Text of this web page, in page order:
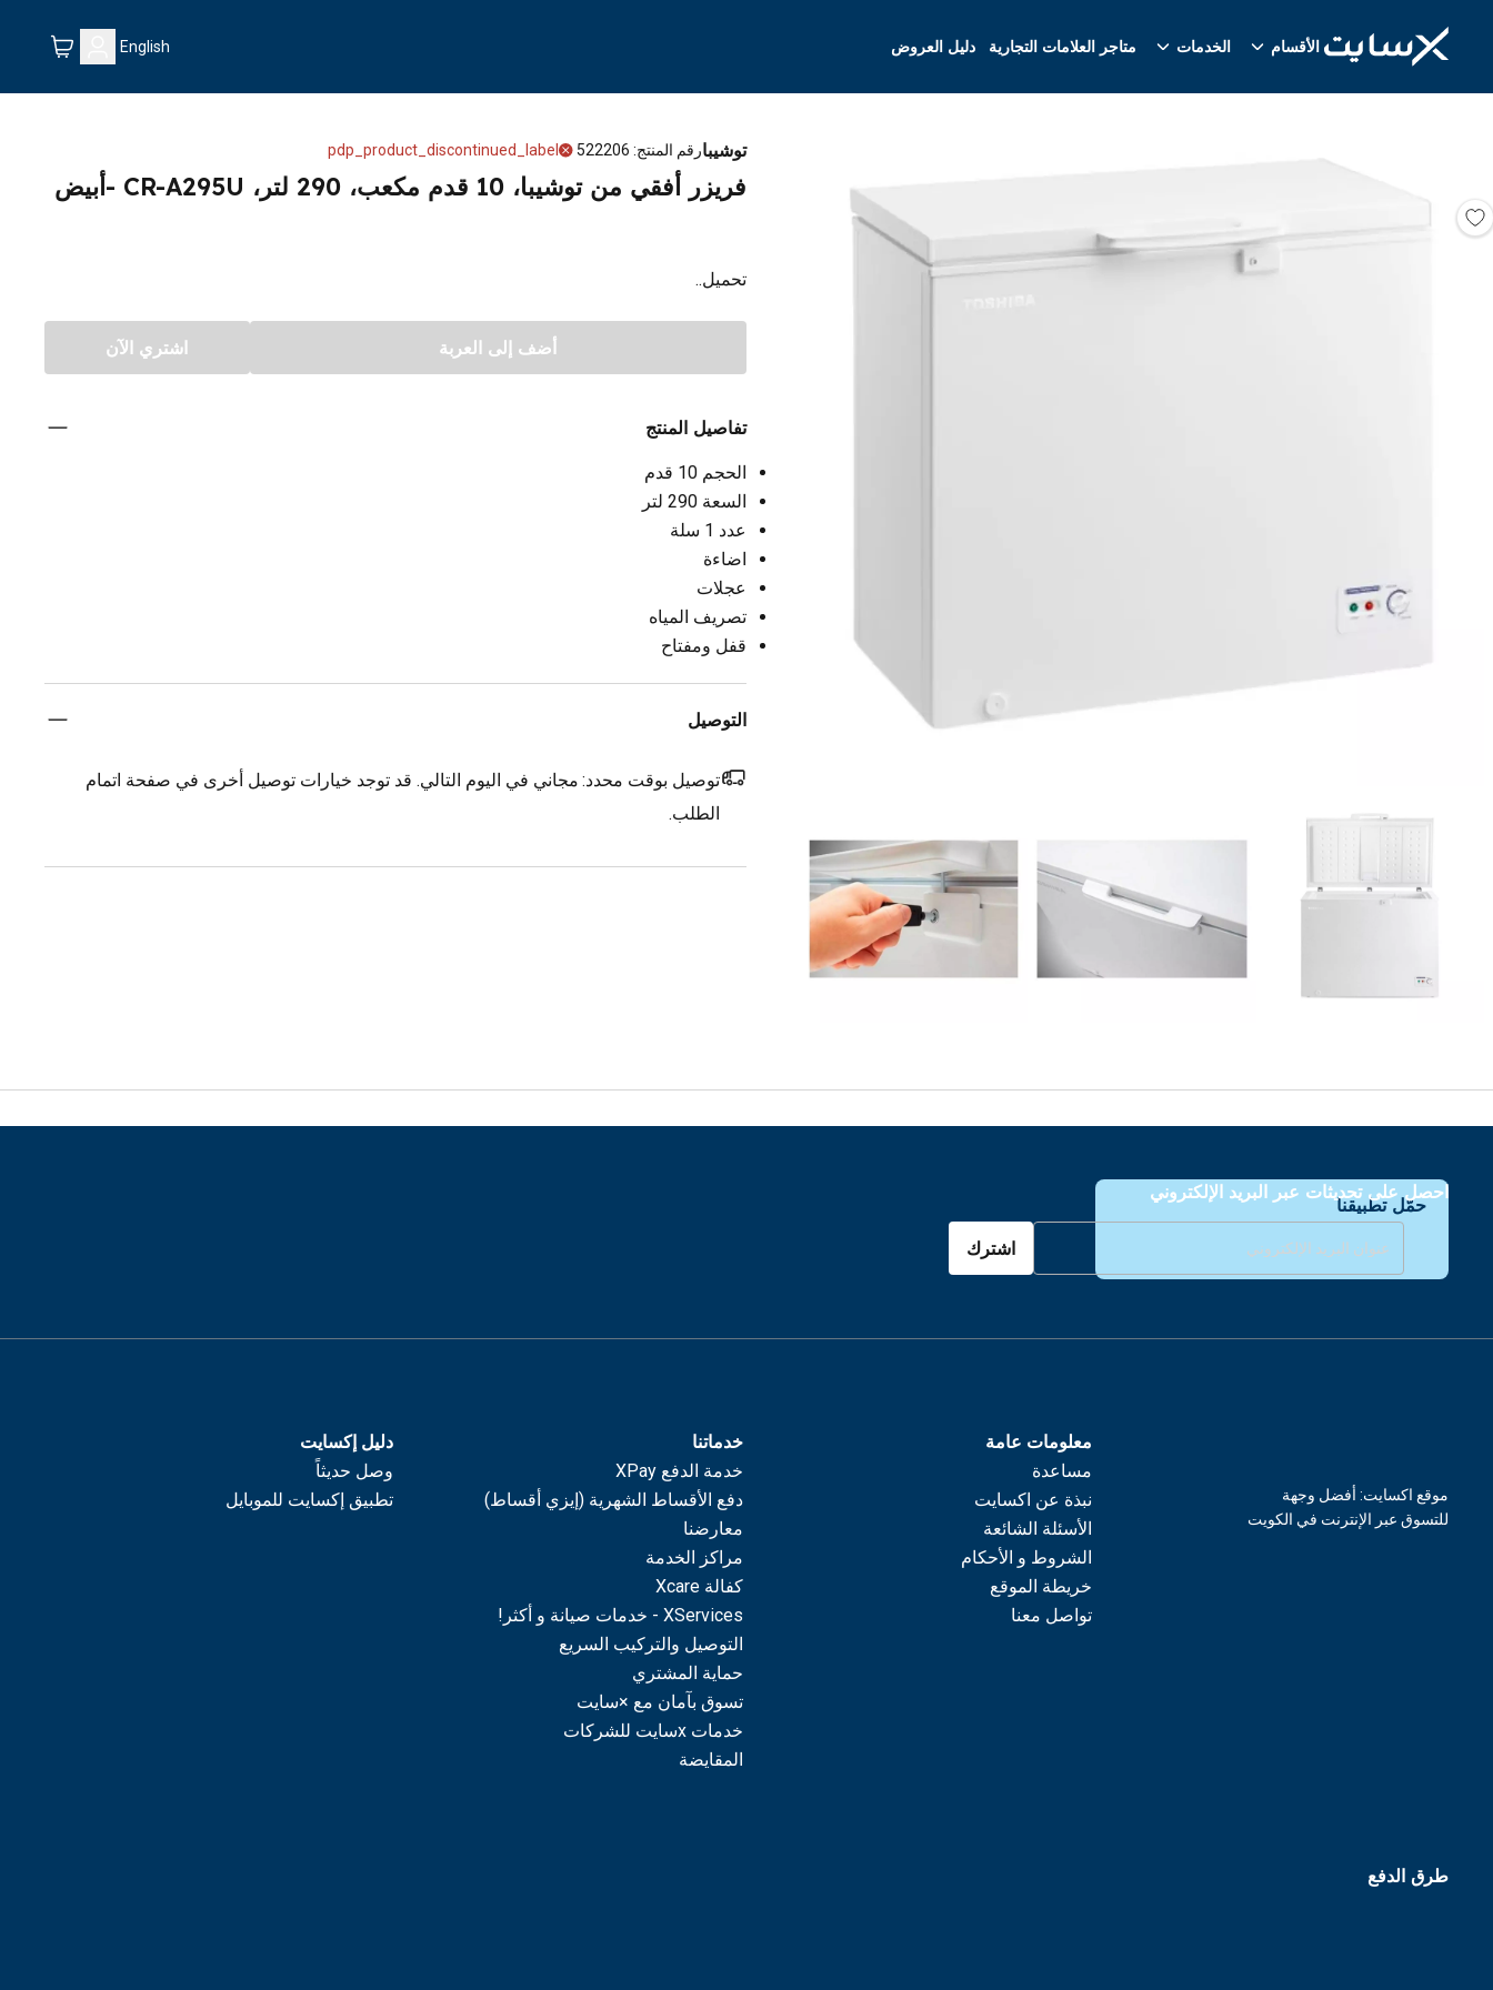
الأقسام الخدمات متاجر العلامات التجارية دليل العروض English
توشيبارقم المنتج:
522206
pdp_product_discontinued_label
فريزر أفقي من توشيبا، 10 قدم مكعب، 290 لتر، CR-A295U -أبيض
تحميل..
أضف إلى العربة اشتري الآن
تفاصيل المنتج
الحجم 10 قدم
السعة 290 لتر
عدد 1 سلة
اضاءة
عجلات
تصريف المياه
قفل ومفتاح
التوصيل
توصيل بوقت محدد: مجاني في اليوم التالي. قد توجد خيارات توصيل أخرى في صفحة اتمام
الطلب.
حمّل تطبيقنا
احصل على تحديثات عبر البريد الإلكتروني
اشترك
معلومات عامة
مساعدة
نبذة عن اكسايت
الأسئلة الشائعة
الشروط و الأحكام
خريطة الموقع
تواصل معنا
خدماتنا
خدمة الدفع XPay
دفع الأقساط الشهرية (إيزي أقساط)
معارضنا
مراكز الخدمة
كفالة Xcare
XServices - خدمات صيانة و أكثر!
التوصيل والتركيب السريع
حماية المشتري
تسوق بآمان مع ×سايت
خدمات xسايت للشركات
المقايضة
دليل إكسايت
وصل حديثاً
تطبيق إكسايت للموبايل
موقع اكسايت: أفضل وجهة
للتسوق عبر الإنترنت في الكويت
طرق الدفع